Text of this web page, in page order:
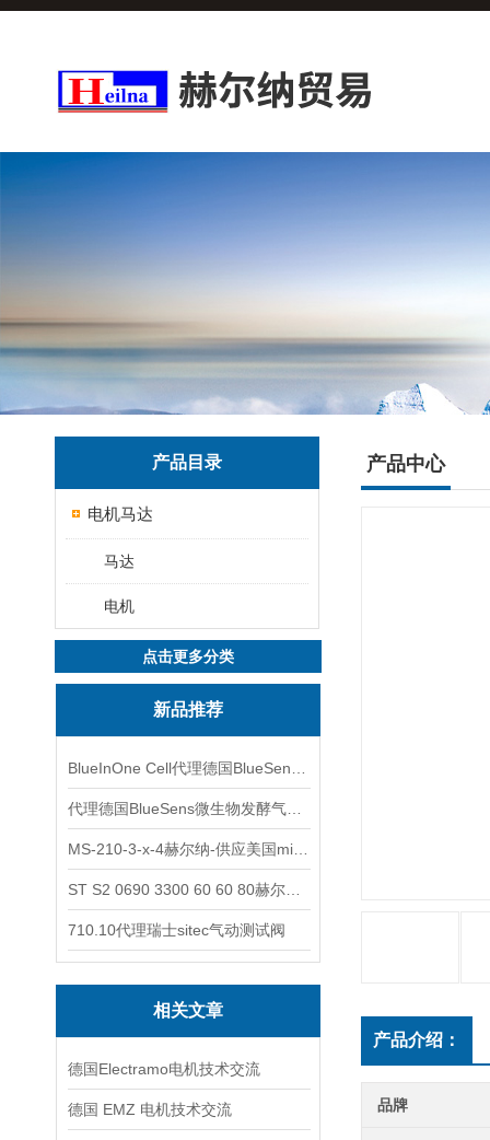
产品目录
电机马达
马达
电机
点击更多分类
新品推荐
710.10代理瑞士sitec气动测试阀
相关文章
德国Electramo电机技术交流
德国 EMZ 电机技术交流
产品中心
产品介绍：
品牌